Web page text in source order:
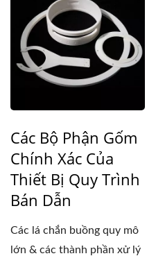
Các Bộ Phận Gốm
Chính Xác Của
Thiết Bị Quy Trình
Bán Dẫn
Các lá chắn buồng quy mô
lớn & các thành phần xử lý